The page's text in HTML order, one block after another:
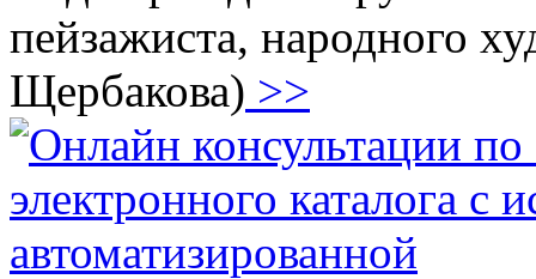
пейзажиста, народного
Щербакова) >>